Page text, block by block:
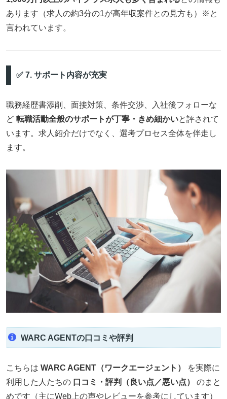
あります（求人の約3分の1が高年収案件との見方も）※と
言われています。
✅ 7. サポート内容が充実
職務経歴書添削、面接対策、条件交渉、入社後フォローな
ど 転職活動全般のサポートが丁寧・きめ細かいと評されて
います。求人紹介だけでなく、選考プロセス全体を伴走し
ます。
WARC AGENTの口コミや評判
こちらは WARC AGENT（ワークエージェント）
を実際に
利用した人たちの 口コミ・評判（良い点／悪い点）
のまと
めです（主にWeb上の声やレビューを参考にしています）